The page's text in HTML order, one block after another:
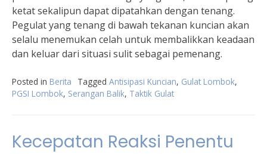
ketat sekalipun dapat dipatahkan dengan tenang.
Pegulat yang tenang di bawah tekanan kuncian akan
selalu menemukan celah untuk membalikkan keadaan
dan keluar dari situasi sulit sebagai pemenang.
Posted in Berita Tagged Antisipasi Kuncian, Gulat Lombok,
PGSI Lombok, Serangan Balik, Taktik Gulat
Kecepatan Reaksi Penentu